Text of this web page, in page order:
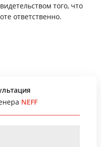
того, что
ответственно.
NEFF